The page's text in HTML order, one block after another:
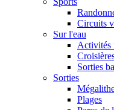
Circuits
Sur l'eau
Activités
Sorties
Sorties
Plages